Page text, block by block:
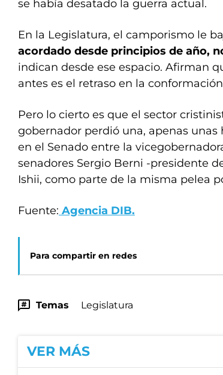
se había desatado la guerra actual.
En la Legislatura, el camporismo le
acordado desde principios de año,
indican desde ese espacio. Afirman
antes es el retraso en la
Pero lo cierto es que el sector
gobernador perdió una, apenas unas
en el Senado entre la
senadores Sergio Berni -presidente
Ishii, como parte de la misma pelea
Fuente: Agencia DIB.
Para compartir en redes
Temas Legislatura
VER MÁS